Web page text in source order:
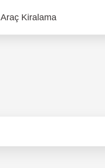
Araç Kiralama